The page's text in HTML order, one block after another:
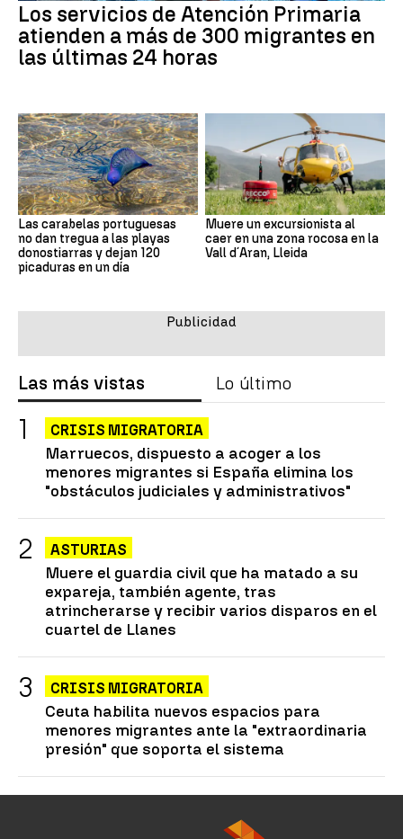
Los servicios de Atención Primaria
atienden a más de 300 migrantes en
las últimas 24 horas
Las carabelas portuguesas
no dan tregua a las playas
donostiarras y dejan 120
picaduras en un día
Muere un excursionista al
caer en una zona rocosa en la
Vall d´Aran, Lleida
Las más vistas Lo último
CRISIS MIGRATORIA
Marruecos, dispuesto a acoger a los
menores migrantes si España elimina los
"obstáculos judiciales y administrativos"
ASTURIAS
Muere el guardia civil que ha matado a su
expareja, también agente, tras
atrincherarse y recibir varios disparos en el
cuartel de Llanes
CRISIS MIGRATORIA
Ceuta habilita nuevos espacios para
menores migrantes ante la "extraordinaria
presión" que soporta el sistema